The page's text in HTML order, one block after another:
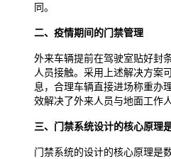
同。
二、疫情期间的门禁管理
外来车辆提前在驾驶室贴好封
人员接触。采用上述解决方案
息，合理车辆直接进场称重办
效解决了外来人员与地面工作
三、门禁系统设计的核心原理
门禁系统的设计的核心原理是